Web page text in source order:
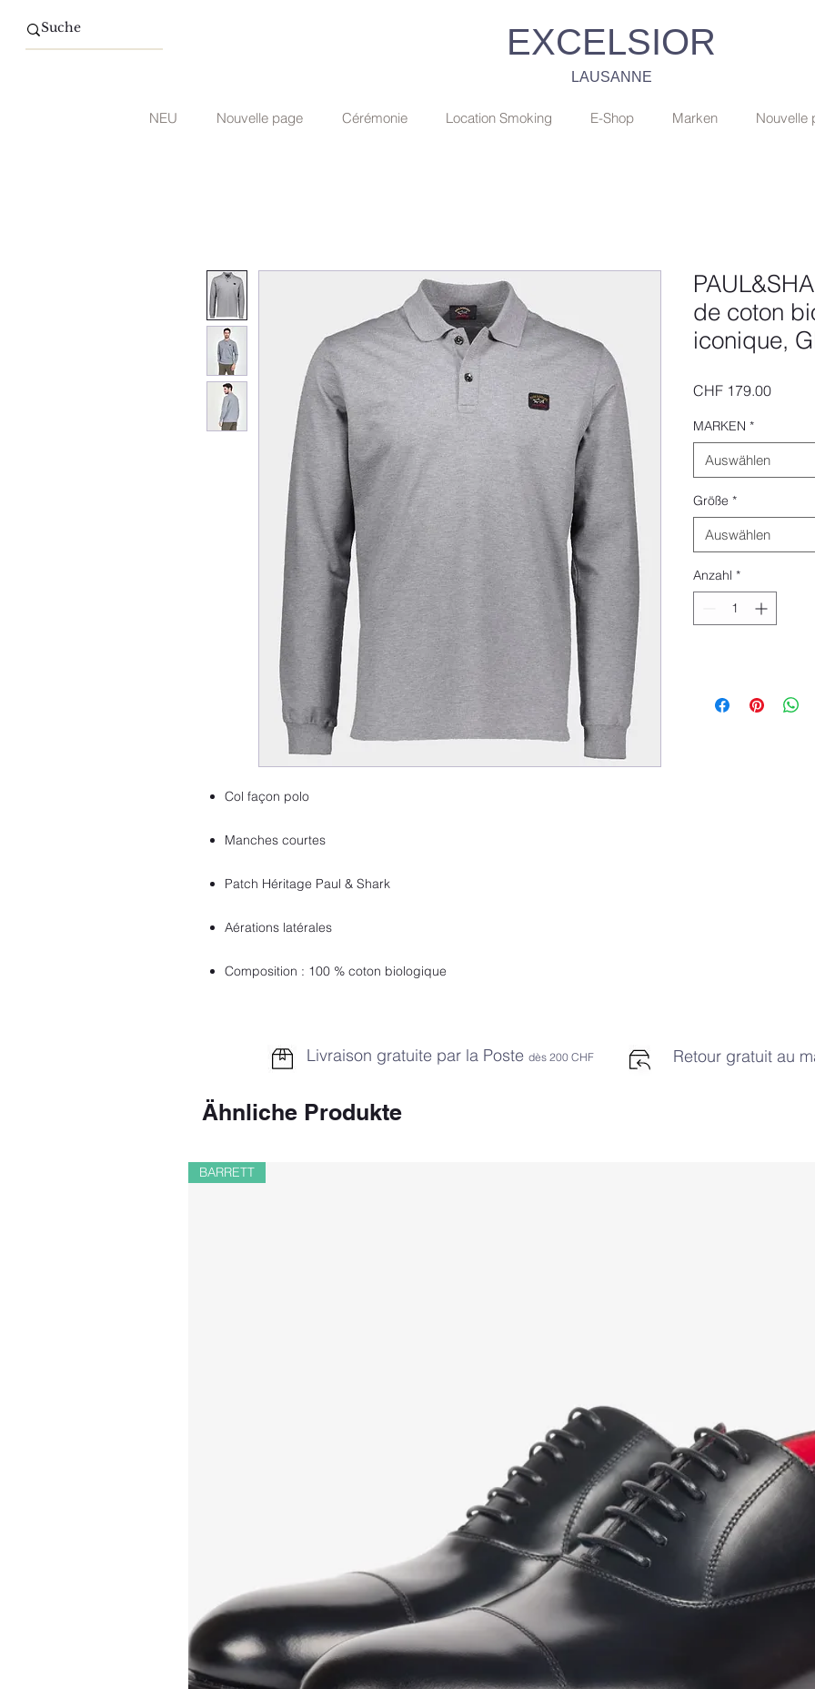
EXCELSIOR
LAUSANNE
NEU Nouvelle page Cérémonie Location Smoking E-Shop Marken Nouvelle
Col façon polo
Manches courtes
Patch Héritage Paul & Shark
Aérations latérales
Composition : 100 % coton biologique
de coton
iconique,
CHF 179.00Preis
MARKEN *
Auswählen
Größe *
Auswählen
Anzahl *
Livraison gratuite par la Poste dès 200 CHF Retour gratuit au
Ähnliche Produkte
BARRETT